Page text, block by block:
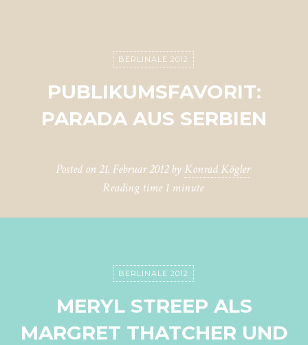
BERLINALE 2012
PUBLIKUMSFAVORIT:
PARADA AUS SERBIEN
Posted on 21. Februar 2012 by Konrad Kögler
Reading time1 minute
BERLINALE 2012
MERYL STREEP ALS
MARGRET THATCHER UND